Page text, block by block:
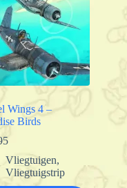
Wings 4 –
Birds
Vliegtuigen,
Vliegtuigstrip